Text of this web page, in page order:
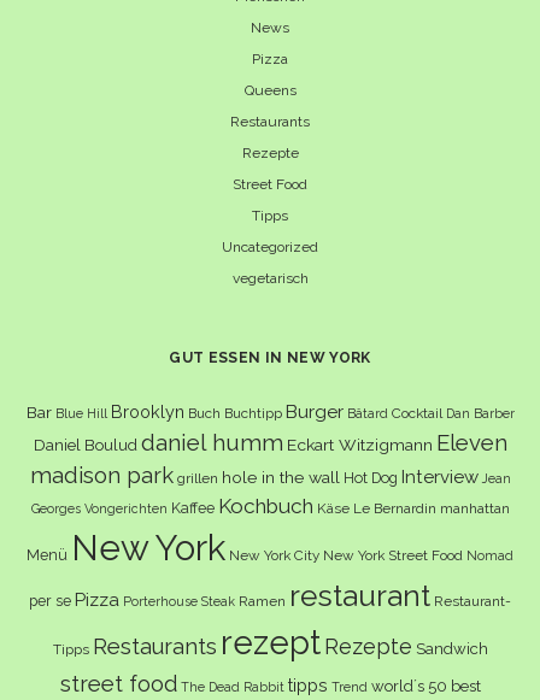
News
Pizza
Queens
Restaurants
Rezepte
Street Food
Tipps
Uncategorized
vegetarisch
GUT ESSEN IN NEW YORK
Bar Blue Hill Brooklyn Buch Buchtipp Burger Bâtard Cocktail Dan Barber
Daniel Boulud daniel humm Eckart Witzigmann Eleven
madison park grillen hole in the wall Hot Dog Interview Jean
Georges Vongerichten Kaffee Kochbuch Käse Le Bernardin manhattan
Menü New York New York City New York Street Food Nomad
per se Pizza Porterhouse Steak Ramen restaurant Restaurant-
Tipps Restaurants rezept Rezepte Sandwich
street food The Dead Rabbit tipps Trend world´s 50 best